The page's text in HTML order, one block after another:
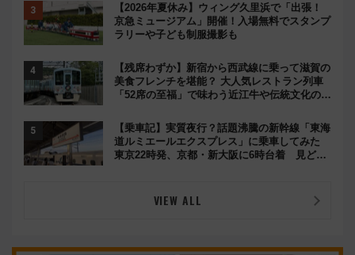
【2026年夏休み】ウィング久里浜で「出張！
京急ミュージアム」開催！入場無料でスタンプ
ラリーや子ども制服撮影も
【残席わずか】新宿から西武線に乗って滋賀の
美食フレンチを堪能？ 大人気レストラン列車
「52席の至福」で味わう近江牛や伝統文化の特
【乗車記】実質夜行？話題沸騰の新幹線「東海
道ルミエールエクスプレス」に乗車してみた
東京22時発、京都・新大阪に6時台着 見どこ
VIEW ALL